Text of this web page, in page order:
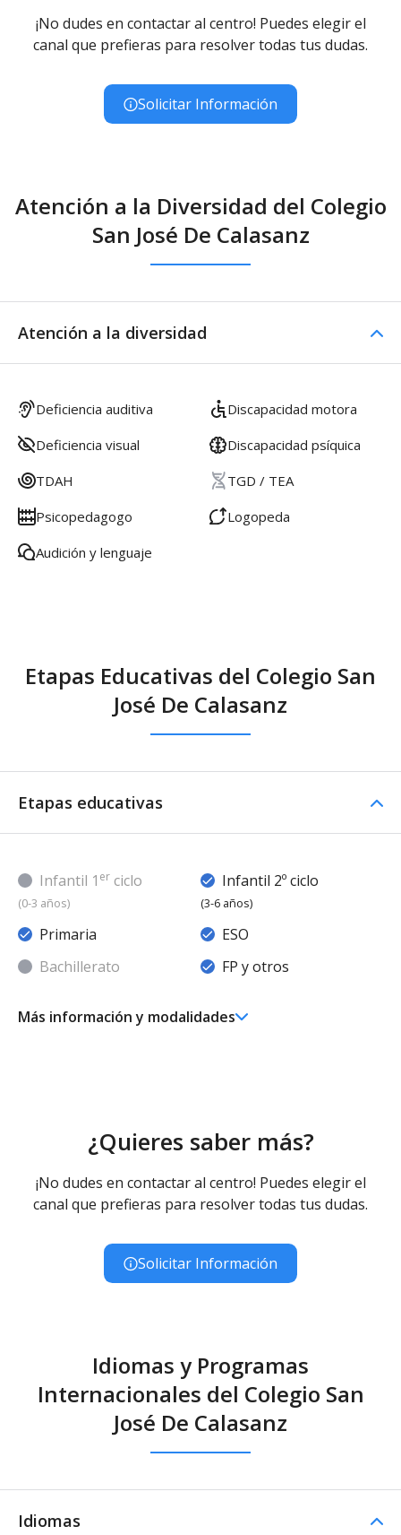
¡No dudes en contactar al centro! Puedes elegir el
canal que prefieras para resolver todas tus dudas.
Solicitar Información
Atención a la Diversidad del Colegio
San José De Calasanz
Atención a la diversidad
Deficiencia auditiva
Discapacidad motora
Deficiencia visual
Discapacidad psíquica
TDAH
TGD / TEA
Psicopedagogo
Logopeda
Audición y lenguaje
Etapas Educativas del Colegio San
José De Calasanz
Etapas educativas
Infantil 1 er ciclo
(0-3 años)
Infantil 2º ciclo
(3-6 años)
Primaria
ESO
Bachillerato
FP y otros
Más información y modalidades
Concertado
Educación Secundaria Obligatoria - Diurno (Presencial) -
Concertado
Educación Especial (Inespecífica) - Diurno (Presencial) -
¿Quieres saber más?
¡No dudes en contactar al centro! Puedes elegir el
canal que prefieras para resolver todas tus dudas.
Solicitar Información
Idiomas y Programas
Internacionales del Colegio San
José De Calasanz
Idiomas